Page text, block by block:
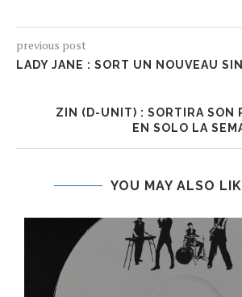
previous post
LADY JANE : SORT UN NOUVEAU
ZIN (D-UNIT) : SORTIRA SON
EN SOLO LA
YOU MAY ALSO